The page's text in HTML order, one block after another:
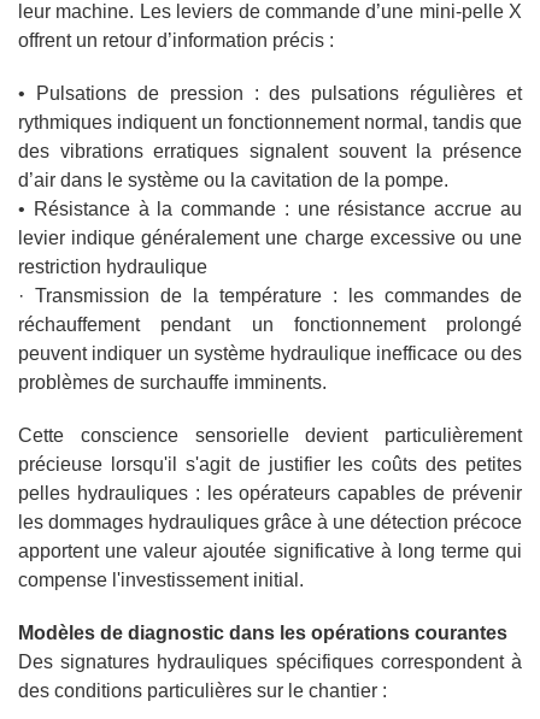
leur machine. Les leviers de commande d’une mini-pelle X
offrent un retour d’information précis :
• Pulsations de pression : des pulsations régulières et
rythmiques indiquent un fonctionnement normal, tandis que
des vibrations erratiques signalent souvent la présence
d’air dans le système ou la cavitation de la pompe.
• Résistance à la commande : une résistance accrue au
levier indique généralement une charge excessive ou une
restriction hydraulique
· Transmission de la température : les commandes de
réchauffement pendant un fonctionnement prolongé
peuvent indiquer un système hydraulique inefficace ou des
problèmes de surchauffe imminents.
Cette conscience sensorielle devient particulièrement
précieuse lorsqu'il s'agit de justifier les coûts des petites
pelles hydrauliques : les opérateurs capables de prévenir
les dommages hydrauliques grâce à une détection précoce
apportent une valeur ajoutée significative à long terme qui
compense l'investissement initial.
Modèles de diagnostic dans les opérations courantes
Des signatures hydrauliques spécifiques correspondent à
des conditions particulières sur le chantier :